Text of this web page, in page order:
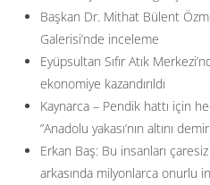
Başkan Dr. Mithat Bülent
Galerisi’nde inceleme
Eyüpsultan Sıfır Atık
ekonomiye kazandırıldı
Kaynarca – Pendik hattı için
”Anadolu yakası’nın altını
Erkan Baş: Bu insanları
arkasında milyonlarca onurlu